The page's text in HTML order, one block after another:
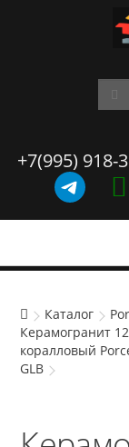
+7(995) 918-
Каталог
Керамогранит
коралловый
GLB